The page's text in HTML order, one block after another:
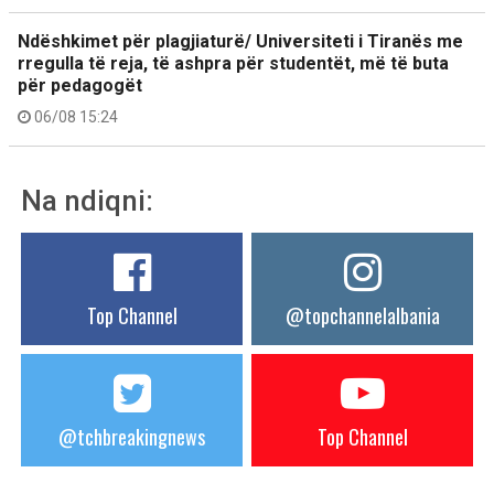
Ndëshkimet për plagjiaturë/ Universiteti i Tiranës me
rregulla të reja, të ashpra për studentët, më të buta
për pedagogët
06/08 15:24
Na ndiqni:
Top Channel @topchannelalbania
@tchbreakingnews Top Channel